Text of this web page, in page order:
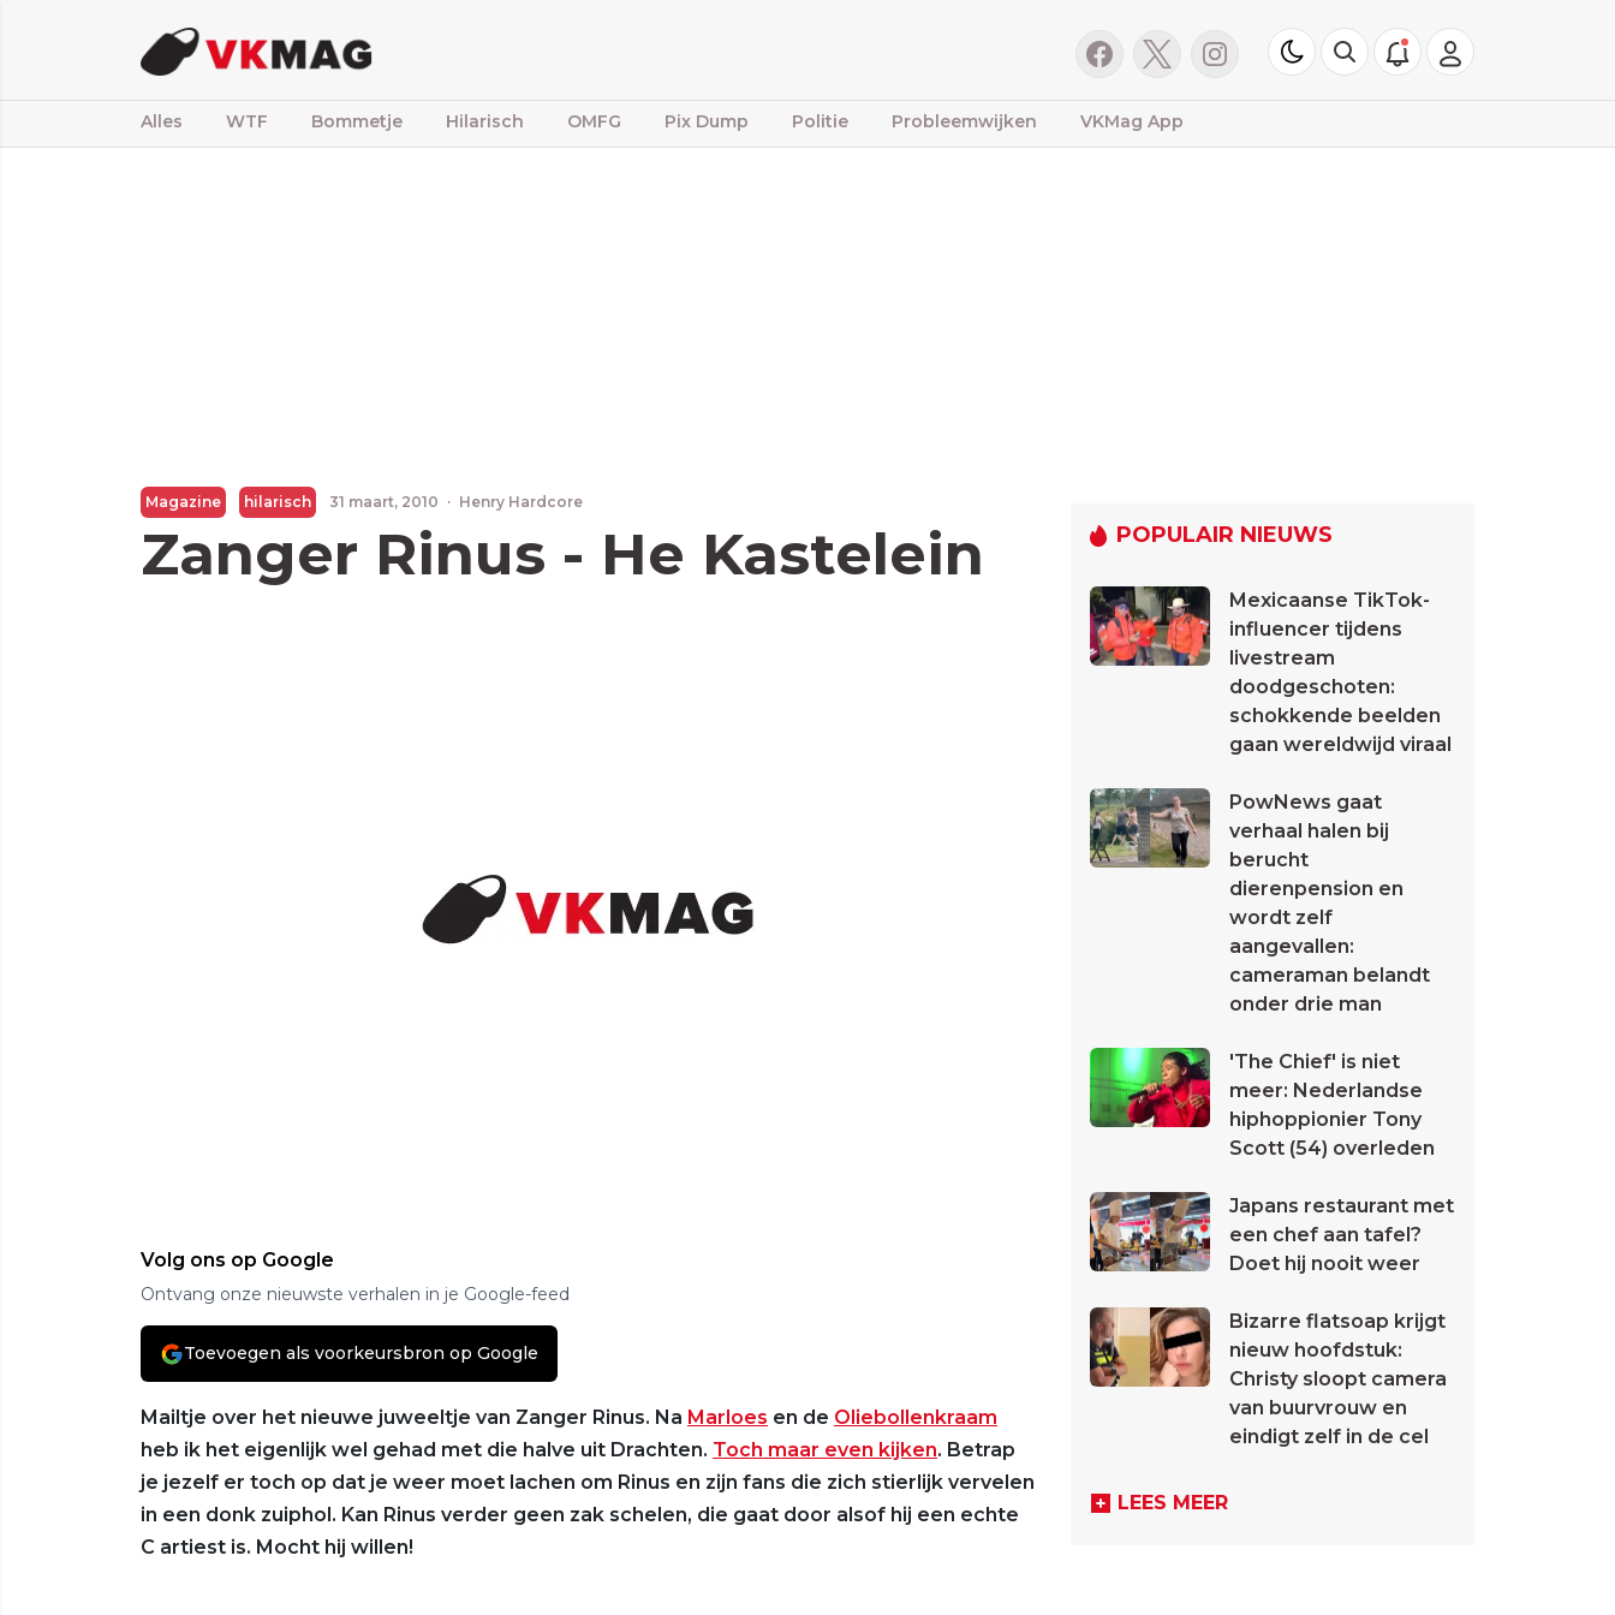
Alles WTF Bommetje Hilarisch OMFG Pix Dump Politie Probleemwijken VKMag App
Magazine hilarisch 31 maart, 2010 · Henry Hardcore
Zanger Rinus - He Kastelein
Volg ons op Google
Ontvang onze nieuwste verhalen in je Google-feed
Toevoegen als voorkeursbron op Google
Mailtje over het nieuwe juweeltje van Zanger Rinus. Na Marloes en de Oliebollenkraam
heb ik het eigenlijk wel gehad met die halve uit Drachten. Toch maar even kijken. Betrap
je jezelf er toch op dat je weer moet lachen om Rinus en zijn fans die zich stierlijk vervelen
in een donk zuiphol. Kan Rinus verder geen zak schelen, die gaat door alsof hij een echte
C artiest is. Mocht hij willen!
POPULAIR NIEUWS
Mexicaanse TikTok-
influencer tijdens
livestream
doodgeschoten:
schokkende beelden
gaan wereldwijd viraal
PowNews gaat
verhaal halen bij
berucht
dierenpension en
wordt zelf
aangevallen:
cameraman belandt
onder drie man
'The Chief' is niet
meer: Nederlandse
hiphoppionier Tony
Scott (54) overleden
Japans restaurant met
een chef aan tafel?
Doet hij nooit weer
Bizarre flatsoap krijgt
nieuw hoofdstuk:
Christy sloopt camera
van buurvrouw en
eindigt zelf in de cel
LEES MEER